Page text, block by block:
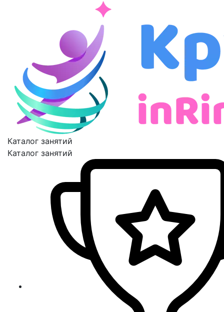
Каталог занятий
Каталог занятий